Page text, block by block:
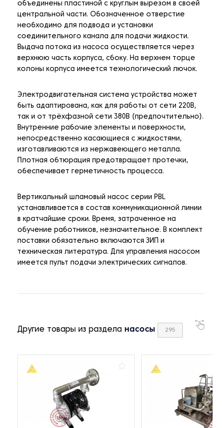
объединены пластиной с круглым вырезом в своей
центральной части. Обозначенное отверстие
необходимо для подвода и установки
соединительного канала для подачи жидкости.
Выдача потока из насоса осуществляется через
верхнюю часть корпуса, сбоку. На верхнем торце
колоны корпуса имеется технологический лючок.
Электродвигательная система устройства может
быть адаптирована, как для работы от сети 220В,
так и от трёхфазной сети 380В (предпочтительно).
Внутренние рабочие элементы и поверхности,
непосредственно касающиеся с жидкостями,
изготавливаются из нержавеющего металла.
Плотная обтюрация предотвращает протечки,
обеспечивает герметичность процесса.
Вертикальный шламовый насос серии PBL
устанавливается в состав коммуникационной линии
в кратчайшие сроки. Время, затраченное на
обучение работников, незначительное. В комплект
поставки обязательно включаются ЗИП и
техническая литература. Для управления насосом
имеется пульт подачи электрических сигналов.
Другие товары из раздела насосы 295